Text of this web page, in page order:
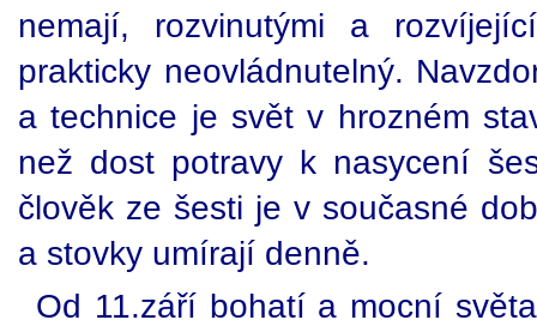
nemají, rozvinutými a
prakticky neovládnutelný.
a technice je svět v hrozném
než dost potravy k nasycení
člověk ze šesti je v současné
a stovky umírají denně.
Od 11.září bohatí a mocní